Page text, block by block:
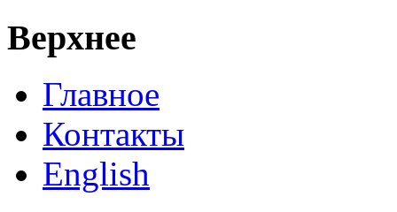
Верхнее
Главное
Контакты
English